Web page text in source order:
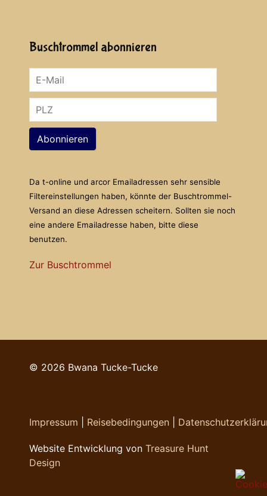
Buschtrommel abonnieren
Abonnieren
Da t-online und arcor Emailadressen sehr sensible
Filtereinstellungen haben, könnte der Buschtrommel-
Versand an diese Adressen scheitern. Sollten sie noch
eine andere Emailadresse haben, bitte diese
benutzen.
Zur Buschtrommel
© 2026 Bwana Tucke-Tucke
Impressum Reisebedingungen
Website Entwicklung von Treasure Hunt
Design